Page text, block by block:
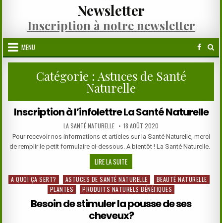
Newsletter
Inscription à notre newsletter
MENU
Catégorie : Astuces de Santé
Naturelle
Inscription à l’infolettre La Santé Naturelle
AUTHOR:
LA SANTÉ NATURELLE PUBLISHED
DATE:
18 AOÛT 2020
Pour recevoir nos informations et articles sur la Santé Naturelle, merci
de remplir le petit formulaire ci-dessous. A bientôt ! La Santé Naturelle.
LIRE LA SUITEINSCRIPTION
À
L’INFOLETTRE
LA
SANTÉ
NATURELLE
Posted
A QUOI ÇA SERT? ASTUCES DE SANTÉ NATURELLE
BEAUTÉ NATURELLE
PLANTES
PRODUITS NATURELS BÉNÉFIQUES
Besoin de stimuler la pousse de ses
cheveux?